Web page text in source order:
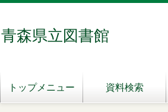
青森県立図書館
トップメニュー 資料検索